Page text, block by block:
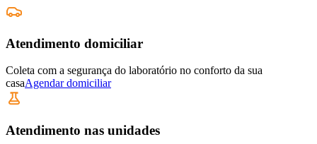
Atendimento domiciliar
Coleta com a segurança do laboratório no conforto da sua
casaAgendar domiciliar
Atendimento nas unidades